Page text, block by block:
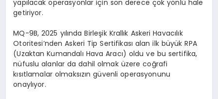
yapılacak operasyonlar için son derece çok yönlü hale
getiriyor.
MQ-9B, 2025 yılında Birleşik Krallık Askeri Havacılık
Otoritesi’ndenAskeri Tip Sertifikası alan ilk büyük RPA
(Uzaktan Kumandalı Hava Aracı) oldu ve bu sertifika,
nüfuslu alanlar da dahil olmak üzere coğrafi
kısıtlamalar olmaksızın güvenli operasyonunu
onaylıyor.